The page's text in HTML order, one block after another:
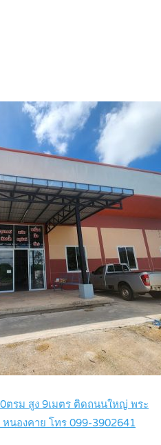
ตรม สูง 9เมตร ติดถนนใหญ่ พระ
นองคาย โทร 099-3902641